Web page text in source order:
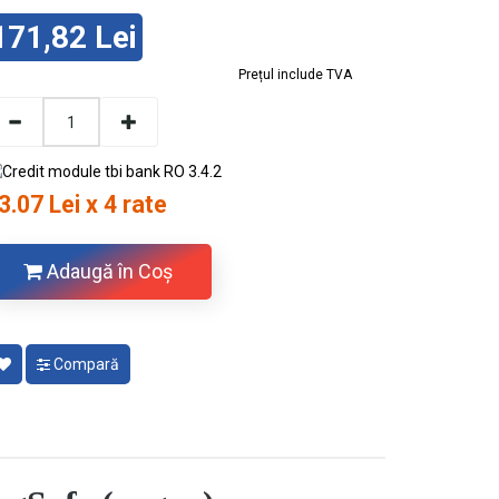
Lei
Prețul include TVA
Lei x 4 rate
Adaugă în Coş
Compară